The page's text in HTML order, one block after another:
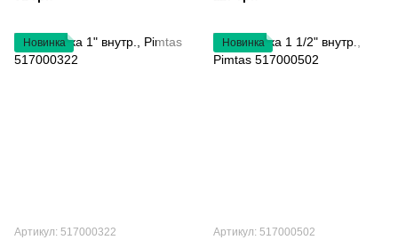
Новинка
Артикул: 517000322
Новинка
Артикул: 517000502